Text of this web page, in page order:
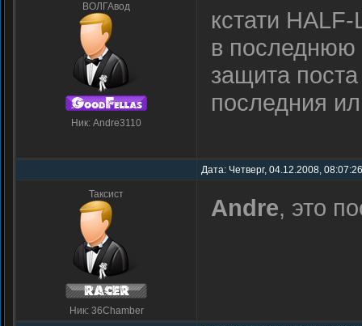
ВОЛГАвод
Ник: Andre3110
кстати
в последнюю
защита
последния
Дата: Четверг, 04.12.2008,
Таксист
Ник: 36Chamber
Andre, это